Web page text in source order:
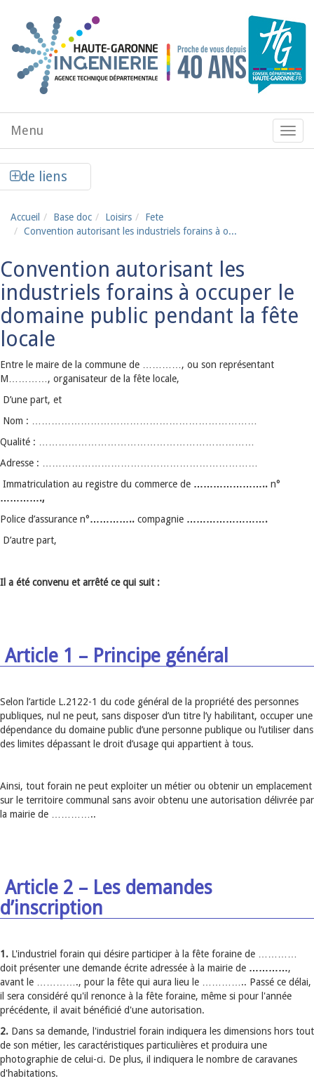
Menu
de
Menu
de liens
Accueil Base doc Loisirs
Fete
Convention autorisant les industriels forains à o...
Convention autorisant les
industriels forains à occuper le
domaine public pendant la fête
locale
Entre le maire de la commune de …………, ou son représentant
M…………, organisateur de la fête locale,
D’une part, et
Nom : ……………………………………………………………
Qualité : …………………………………………………………
Adresse : …………………………………………………………
Immatriculation au registre du commerce de ………………….. n°
………….,
Police d’assurance n°………….. compagnie …………………….
D’autre part,
Il a été convenu et arrêté ce qui suit :
Article 1 – Principe général
Selon l’article L.2122-1 du code général de la propriété des personnes
publiques, nul ne peut, sans disposer d’un titre l’y habilitant, occuper une
dépendance du domaine public d’une personne publique ou l’utiliser dans
des limites dépassant le droit d’usage qui appartient à tous.
Ainsi, tout forain ne peut exploiter un métier ou obtenir un emplacement
sur le territoire communal sans avoir obtenu une autorisation délivrée par
la mairie de …………..
Article 2 – Les demandes
d’inscription
1. L'industriel forain qui désire participer à la fête foraine de …………
doit présenter une demande écrite adressée à la mairie de …………,
avant le …………., pour la fête qui aura lieu le ………….. Passé ce délai,
il sera considéré qu'il renonce à la fête foraine, même si pour l'année
précédente, il avait bénéficié d'une autorisation.
2. Dans sa demande, l'industriel forain indiquera les dimensions hors tout
de son métier, les caractéristiques particulières et produira une
photographie de celui-ci. De plus, il indiquera le nombre de caravanes
d'habitations.